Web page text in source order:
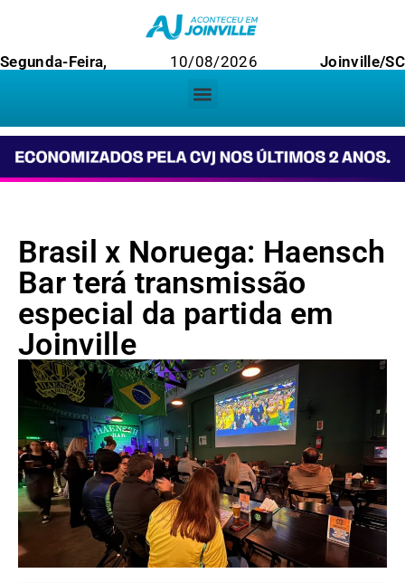
Segunda-Feira, 10/08/2026 Joinville/SC
Brasil x Noruega: Haensch
Bar terá transmissão
especial da partida em
Joinville